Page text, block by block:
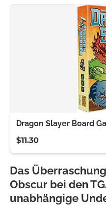
Dragon Slayer Board
$11.30
Das
Obscur bei den
unabhängige